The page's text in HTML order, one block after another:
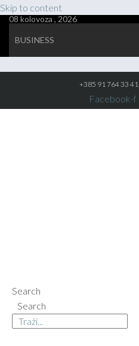
Skip to content
08 kolovoza , 2026
BUSINESS
+385 91 764 33 41
Facebook-f
Search
Search